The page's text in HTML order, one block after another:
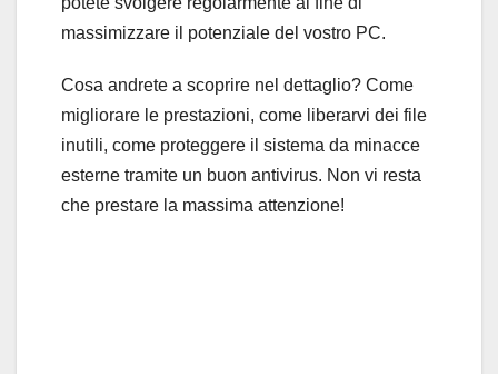
massimizzare il potenziale del vostro PC.
Cosa andrete a scoprire nel dettaglio? Come
migliorare le prestazioni, come liberarvi dei file
inutili, come proteggere il sistema da minacce
esterne tramite un buon antivirus. Non vi resta
che prestare la massima attenzione!